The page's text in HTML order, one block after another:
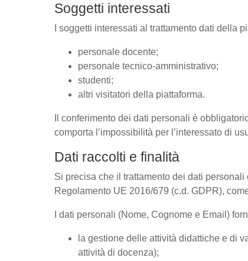
Soggetti interessati
I soggetti interessati al trattamento dati della
personale docente;
personale tecnico-amministrativo;
studenti;
altri visitatori della piattaforma.
Il conferimento dei dati personali è
comporta l’impossibilità per l’interessato di
Dati raccolti e finalità
Si precisa che il trattamento dei dati
Regolamento UE 2016/679 (c.d. GDPR),
I dati personali (Nome, Cognome e Email)
la gestione delle attività didattiche e di
attività di docenza);